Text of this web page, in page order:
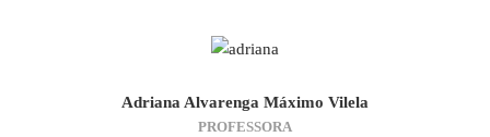
Adriana Alvarenga Máximo Vilela
PROFESSORA